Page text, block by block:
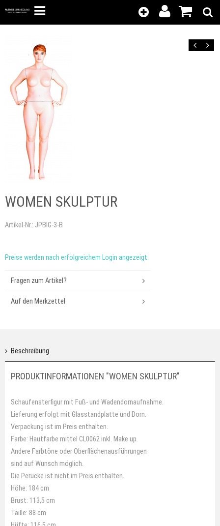
Kunden-
Login
anzeigen
ZurückVor
WOMEN SKULPTUR
Artikel-Nr.: JPBIG-3-B
Preise werden nach erfolgreichem Login angezeigt.
Fragen zum Artikel?
Auf den Merkzettel
Beschreibung
PRODUKTINFORMATIONEN "WOMEN SKULPTUR"
Schaufensterfigur mit Fuß- und Wadendornaufnahme.
Lieferung erfolgt mit Glasstandplatte und Dorn.
Verpackung ist im Preis enthalten.
Farbe: Hautfarbe mittel CL0062 inkl. Make up.
Andere Farbtöne oder Oberflächenausführungen
sind auf Wunsch möglich.
Die Perücke ist nicht im Preis enthalten.
Höhe: 184 cm
Brust: 113,5 cm
Taille: 88 cm